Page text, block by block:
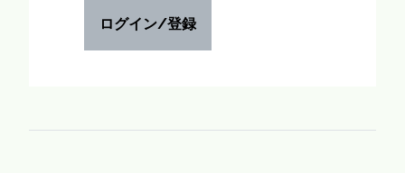
ログイン/登録